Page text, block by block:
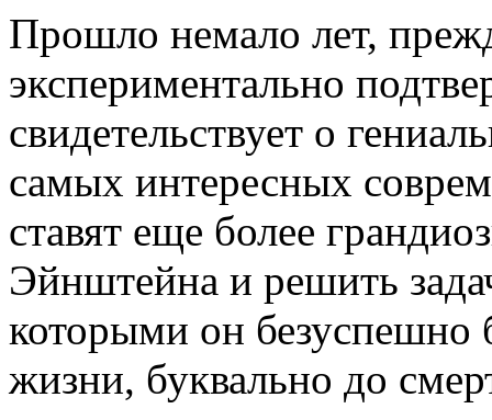
Прошло немало лет,
экспериментально
свидетельствует о
самых интересных
ставят еще более
Эйнштейна и решить
которыми он безуспешно
жизни, буквально до